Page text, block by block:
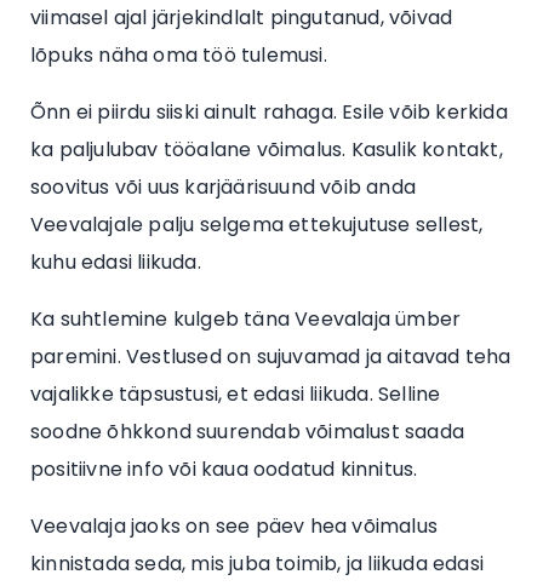
viimasel ajal järjekindlalt pingutanud, võivad
lõpuks näha oma töö tulemusi.
Õnn ei piirdu siiski ainult rahaga. Esile võib kerkida
ka paljulubav tööalane võimalus. Kasulik kontakt,
soovitus või uus karjäärisuund võib anda
Veevalajale palju selgema ettekujutuse sellest,
kuhu edasi liikuda.
Ka suhtlemine kulgeb täna Veevalaja ümber
paremini. Vestlused on sujuvamad ja aitavad teha
vajalikke täpsustusi, et edasi liikuda. Selline
soodne õhkkond suurendab võimalust saada
positiivne info või kaua oodatud kinnitus.
Veevalaja jaoks on see päev hea võimalus
kinnistada seda, mis juba toimib, ja liikuda edasi